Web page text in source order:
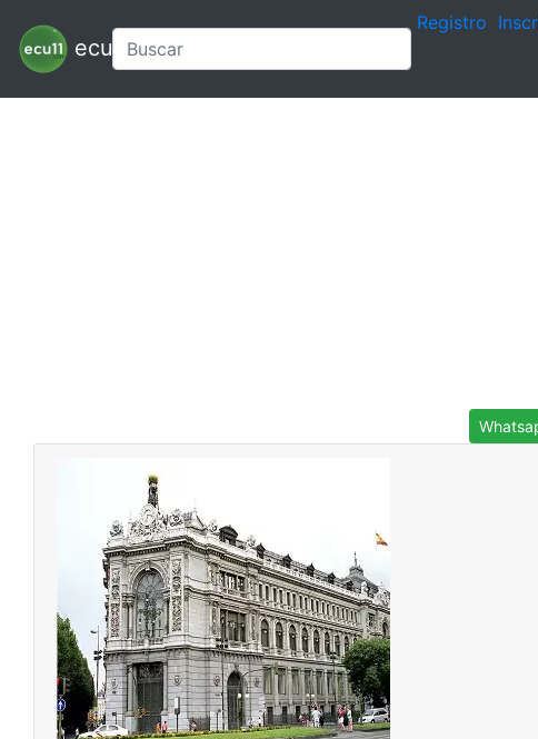
ecu11
Registro